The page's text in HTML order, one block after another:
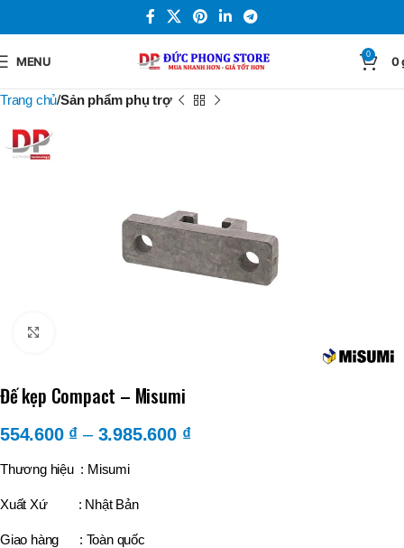
MENU 0 0
Trang chủ Sản phẩm phụ trợ
Đế kẹp Compact – Misumi
554.600 ₫ – 3.985.600 ₫
Thương hiệu : Misumi
Xuất Xứ : Nhật Bản
Giao hàng : Toàn quốc